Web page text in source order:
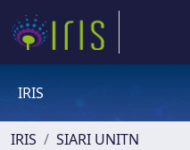
IRIS
IRIS
SIARI UNITN